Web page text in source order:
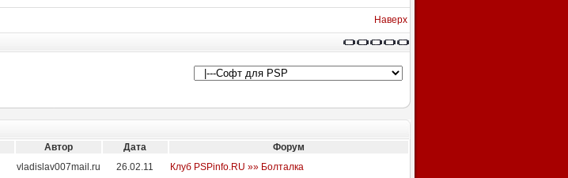
Наверх
Автор Дата
Форум
vladislav007mail.ru 26.02.11
Клуб PSPinfo.RU »» Болталка